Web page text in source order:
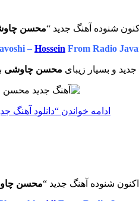
شنوده آهنگ جدید “محسن
– Hossein From Radio
و بسیار زیبای محسن چاوشی
ادامه خواندن “دانلود
شنوده آهنگ جدید “محسن